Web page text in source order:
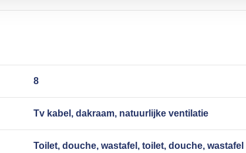
8
Tv kabel, dakraam, natuurlijke ventilatie
Toilet, douche, wastafel, toilet, douche, wastafel